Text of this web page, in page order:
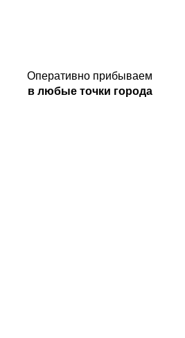
Оперативно прибываем
в любые точки города